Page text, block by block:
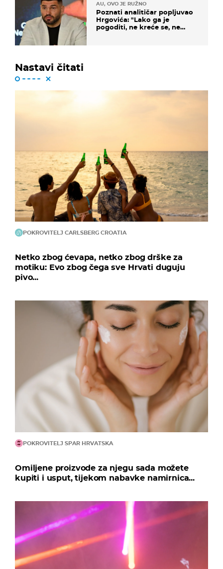
AU, OVO JE RUŽNO
Poznati analitičar popljuvao
Hrgovića: "Lako ga je
pogoditi, ne kreće se, ne
Nastavi čitati
POKROVITELJ CARLSBERG CROATIA
Netko zbog ćevapa, netko zbog drške za
motiku: Evo zbog čega sve Hrvati duguju
pivo...
POKROVITELJ SPAR HRVATSKA
Omiljene proizvode za njegu sada možete
kupiti i usput, tijekom nabavke namirnica...